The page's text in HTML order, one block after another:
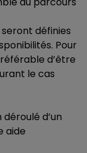
définies
Pour
d’être
le cas
d’un
aide